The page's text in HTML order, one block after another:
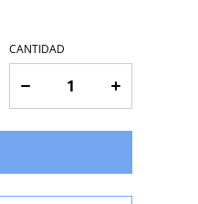
CANTIDAD